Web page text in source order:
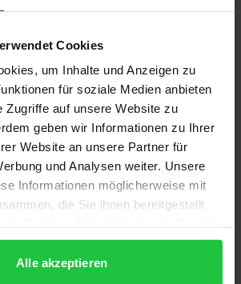
Cookies
um Inhalte und Anzeigen zu
für soziale Medien anbieten
Zugriffe auf unsere Website zu
geben wir Informationen zu Ihrer
Website an unsere Partner für
und Analysen weiter. Unsere
Informationen möglicherweise mit
die Sie ihnen bereitgestellt
Alle akzeptieren
ihre Gemeinschaften gebildet
in einem sich rasch
entwickelt und ihre eigene
der islamischen Konfessionen
Quellen ermöglichen es uns,
und Herausforderungen im Laufe
Blickwinkeln zu erfassen.
verschiedene Fragen zur
Gegenwart untersucht. Die